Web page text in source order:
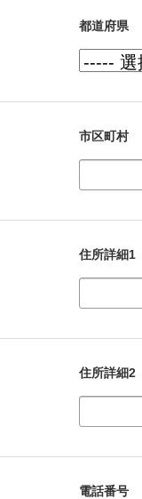
都道府県
市区町村
住所詳細1
住所詳細2
電話番号